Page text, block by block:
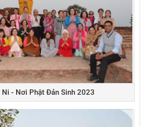
Ni - Nơi Phật Đản Sinh 2023